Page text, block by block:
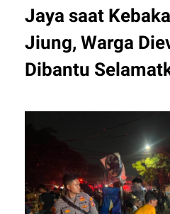
Jaya saat
Jiung, Warga
Dibantu